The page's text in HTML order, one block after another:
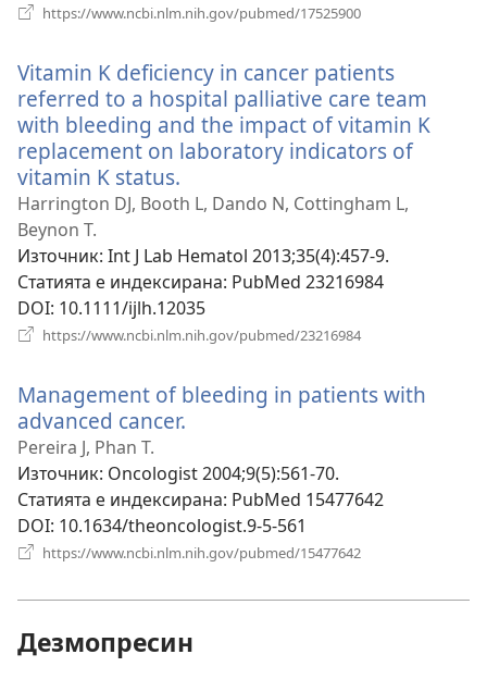
https://www.ncbi.nlm.nih.gov/pubmed/17525900
Vitamin K deficiency in cancer patients
referred to a hospital palliative care team
with bleeding and the impact of vitamin K
replacement on laboratory indicators of
vitamin K status.
нов
Harrington DJ, Booth L, Dando N, Cottingham L,
Beynon T.
Източник‎: Int J Lab Hematol 2013;35(4):457-9.
Статията е индексирана‎: PubMed 23216984
DOI‎: 10.1111/ijlh.12035
https://www.ncbi.nlm.nih.gov/pubmed/23216984
Management of bleeding in patients with
advanced cancer.
прозорец)
Pereira J, Phan T.
Източник‎: Oncologist 2004;9(5):561-70.
Статията е индексирана‎: PubMed 15477642
DOI‎: 10.1634/theoncologist.9-5-561
https://www.ncbi.nlm.nih.gov/pubmed/15477642
Дезмопресин